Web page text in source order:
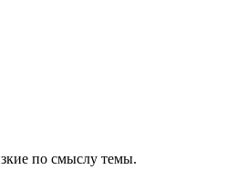
по смыслу темы.